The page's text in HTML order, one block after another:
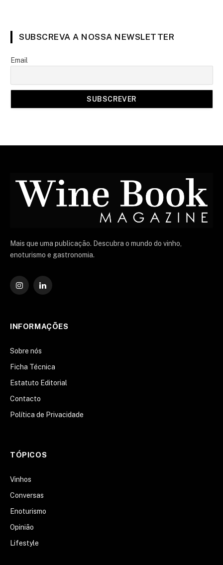
SUBSCREVA A NOSSA NEWSLETTER
Email
Mais que uma publicação. Descubra o mundo do vinho,
enoturismo e gastronomia.
Instagram
O
INFORMAÇÕES
Sobre nós
Ficha Técnica
Estatuto Editorial
Contacto
Política de Privacidade
TÓPICOS
Vinhos
Conversas
Enoturismo
Opinião
Lifestyle